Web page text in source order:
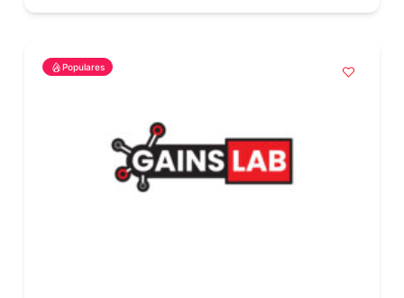
Populares